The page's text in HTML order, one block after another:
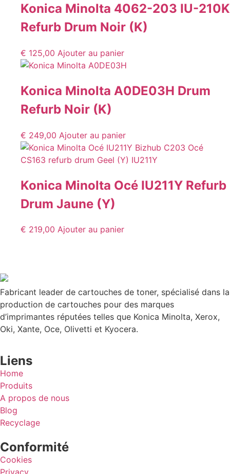
Konica Minolta 4062-203 IU-210K
Refurb Drum Noir (K)
€ 125,00 Ajouter au panier
Konica Minolta A0DE03H Drum
Refurb Noir (K)
€ 249,00 Ajouter au panier
Konica Minolta Océ IU211Y Refurb
Drum Jaune (Y)
€ 219,00 Ajouter au panier
Fabricant leader de cartouches de toner, spécialisé dans la
production de cartouches pour des marques
d’imprimantes réputées telles que Konica Minolta, Xerox,
Oki, Xante, Oce, Olivetti et Kyocera.
Liens
Home
Produits
A propos de nous
Blog
Recyclage
Conformité
Cookies